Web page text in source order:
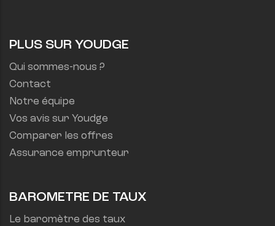
PLUS SUR YOUDGE
Qui sommes-nous ?
Contact
Notre équipe
Vos avis sur Youdge
Comparer les offres
Assurance emprunteur
BAROMETRE DE TAUX
Le baromètre des taux